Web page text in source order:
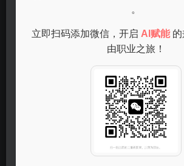
如何下载与安装deepseek
。
立即扫码添加微信，开启 AI赋能
由职业之旅！